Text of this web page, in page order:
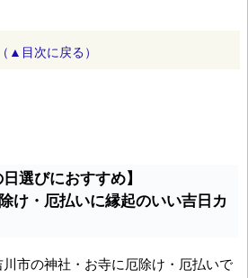
（▲目次に戻る）
選びにおすすめ】
け・厄払いに縁起のいい吉日カ
川市の神社・お寺に厄除け・厄払いで